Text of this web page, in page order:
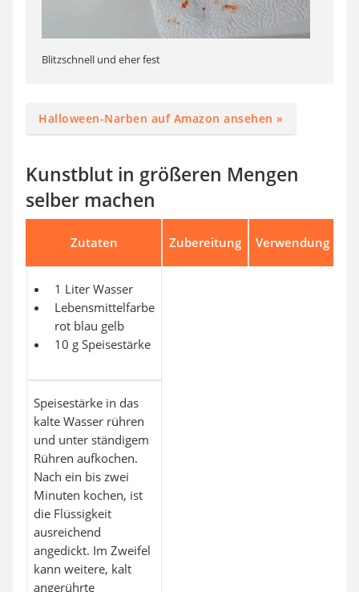
Blitzschnell und eher fest
Halloween-Narben auf Amazon ansehen »
Kunstblut in größeren Mengen
selber machen
Zutaten Zubereitung Verwendung
1 Liter Wasser
Lebensmittelfarbe
rot blau gelb
10 g Speisestärke
Speisestärke in das
kalte Wasser rühren
und unter ständigem
Rühren aufkochen.
Nach ein bis zwei
Minuten kochen, ist
die Flüssigkeit
ausreichend
angedickt. Im Zweifel
kann weitere, kalt
angerührte